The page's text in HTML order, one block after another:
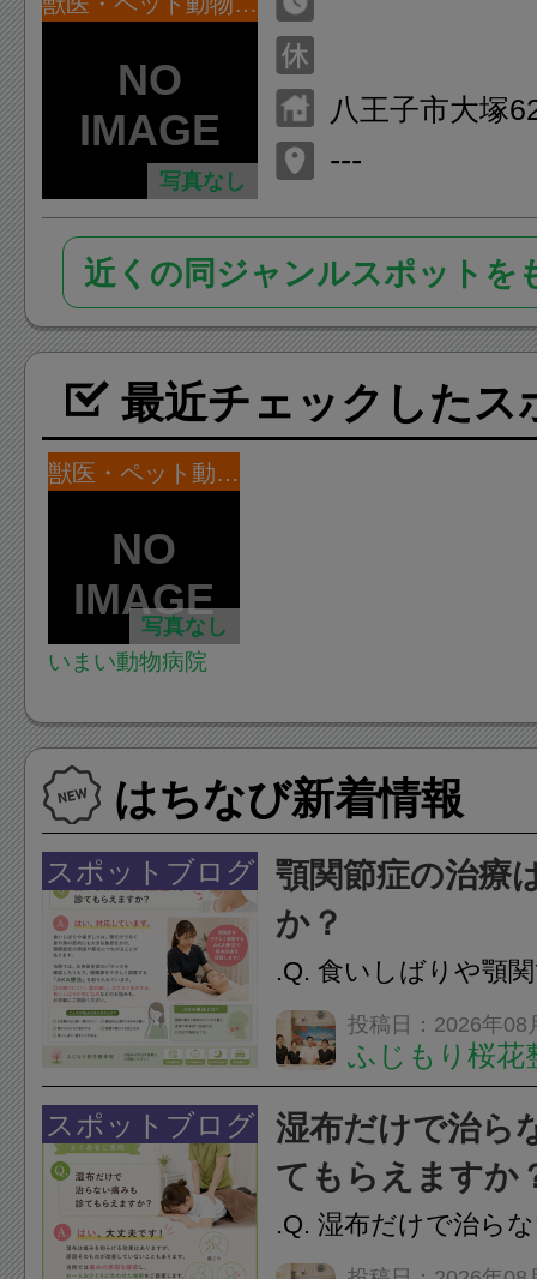
写真なし
八王子市大塚
---
近くの同ジャンルスポットを
最近チェックしたス
獣医・ペット動物病院
写真なし
いまい動物病院
はちなび新着情報
スポットブログ
顎関節症の治療
か？
.Q. 食いしばりや顎
らえますか？A. はい
す。食いしばりや歯
けでなく首や肩の筋
担をかけ、顎関節症
つながることがあり
投稿日：2026年08
ふじもり桜花
スポットブログ
湿布だけで治ら
てもらえますか
.Q. 湿布だけで治ら
らえますか？A. はい